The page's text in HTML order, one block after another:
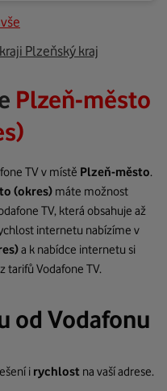
Plzeňský kraj
Plzeň-město
TV v místě Plzeň-město.
(okres) máte možnost
TV, která obsahuje až
internetu nabízíme v
a k nabídce internetu si
tarifů Vodafone TV.
od Vodafonu
i rychlost na vaší adrese.